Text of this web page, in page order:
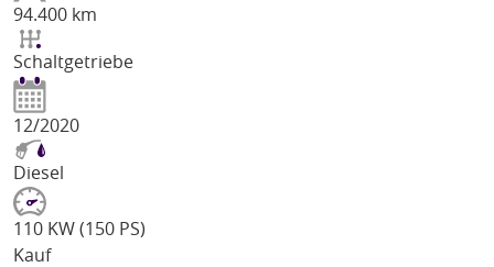
94.400 km
Schaltgetriebe
12/2020
Diesel
110 KW (150 PS)
Kauf